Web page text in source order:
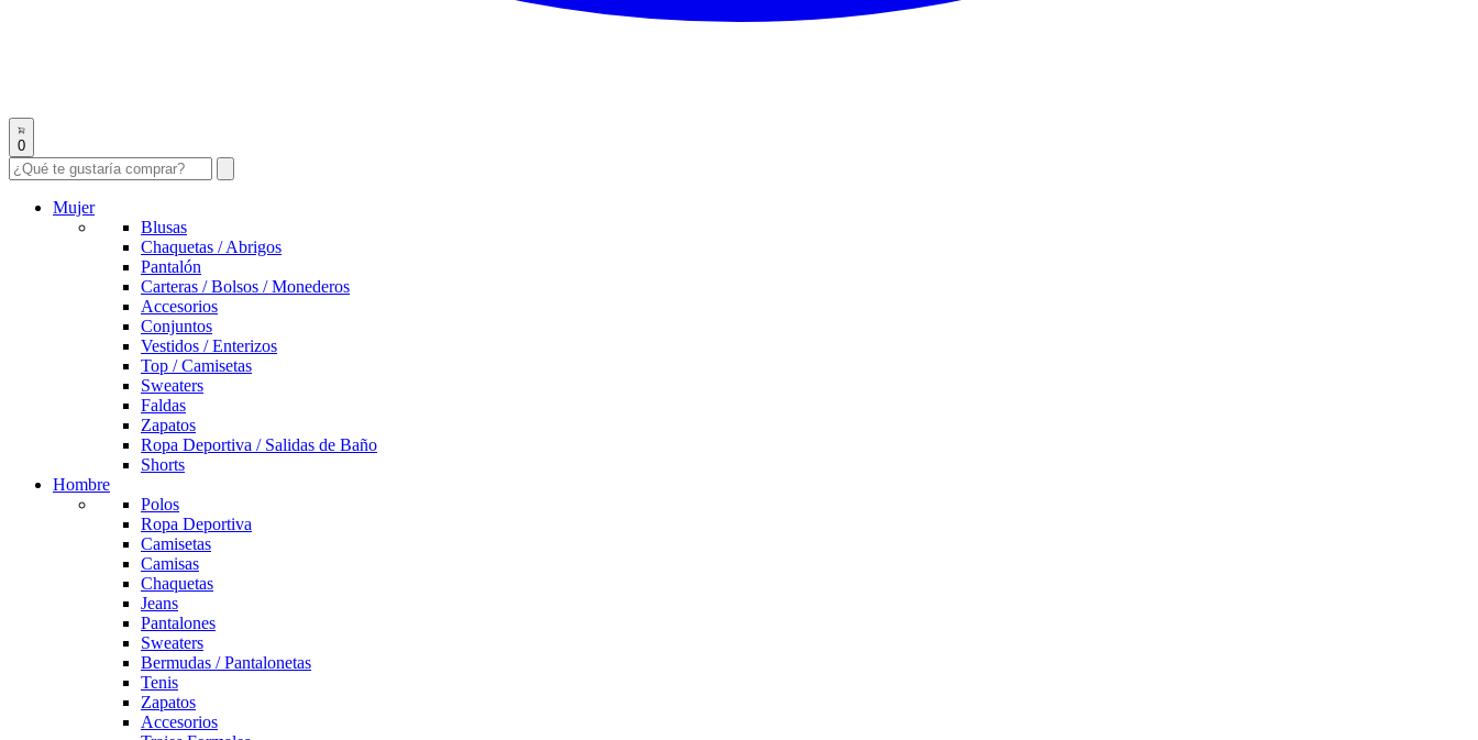
0
Mujer
Blusas
Chaquetas / Abrigos
Pantalón
Carteras / Bolsos / Monederos
Accesorios
Conjuntos
Vestidos / Enterizos
Top / Camisetas
Sweaters
Faldas
Zapatos
Ropa Deportiva / Salidas de Baño
Shorts
Hombre
Polos
Ropa Deportiva
Camisetas
Camisas
Chaquetas
Jeans
Pantalones
Sweaters
Bermudas / Pantalonetas
Tenis
Zapatos
Accesorios